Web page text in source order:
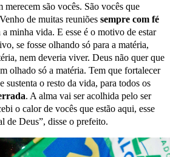
merecem são vocês. São vocês que
de muitas reuniões sempre com fé
a minha vida. E esse é o motivo de estar
se fosse olhando só para a matéria,
nem deveria viver. Deus não quer que
olhado só a matéria. Tem que fortalecer
sustenta o resto da vida, para todos os
. A alma vai ser acolhida pelo ser
o calor de vocês que estão aqui, esse
de Deus”, disse o prefeito.